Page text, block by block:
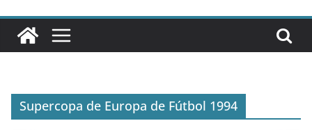
Supercopa de Europa de Fútbol 1994